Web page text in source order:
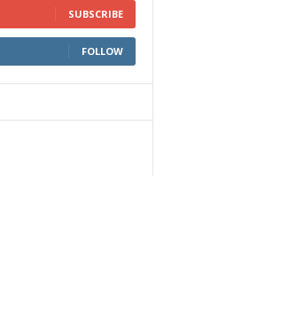
SUBSCRIBE
FOLLOW